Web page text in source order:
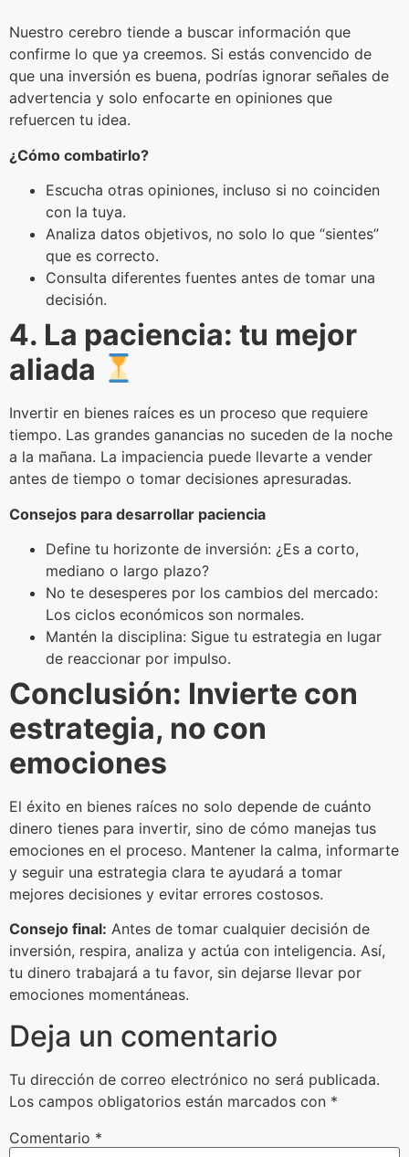
Nuestro cerebro tiende a buscar información que
confirme lo que ya creemos. Si estás convencido de
que una inversión es buena, podrías ignorar señales de
advertencia y solo enfocarte en opiniones que
refuercen tu idea.
¿Cómo combatirlo?
Escucha otras opiniones, incluso si no coinciden
con la tuya.
Analiza datos objetivos, no solo lo que “sientes”
que es correcto.
Consulta diferentes fuentes antes de tomar una
decisión.
4. La paciencia: tu mejor
aliada
Invertir en bienes raíces es un proceso que requiere
tiempo. Las grandes ganancias no suceden de la noche
a la mañana. La impaciencia puede llevarte a vender
antes de tiempo o tomar decisiones apresuradas.
Consejos para desarrollar paciencia
Define tu horizonte de inversión: ¿Es a corto,
mediano o largo plazo?
No te desesperes por los cambios del mercado:
Los ciclos económicos son normales.
Mantén la disciplina: Sigue tu estrategia en lugar
de reaccionar por impulso.
Conclusión: Invierte con
estrategia, no con
emociones
El éxito en bienes raíces no solo depende de cuánto
dinero tienes para invertir, sino de cómo manejas tus
emociones en el proceso. Mantener la calma, informarte
y seguir una estrategia clara te ayudará a tomar
mejores decisiones y evitar errores costosos.
Consejo final: Antes de tomar cualquier decisión de
inversión, respira, analiza y actúa con inteligencia. Así,
tu dinero trabajará a tu favor, sin dejarse llevar por
emociones momentáneas.
Deja un comentario
Tu dirección de correo electrónico no será publicada.
Los campos obligatorios están marcados con *
Comentario *